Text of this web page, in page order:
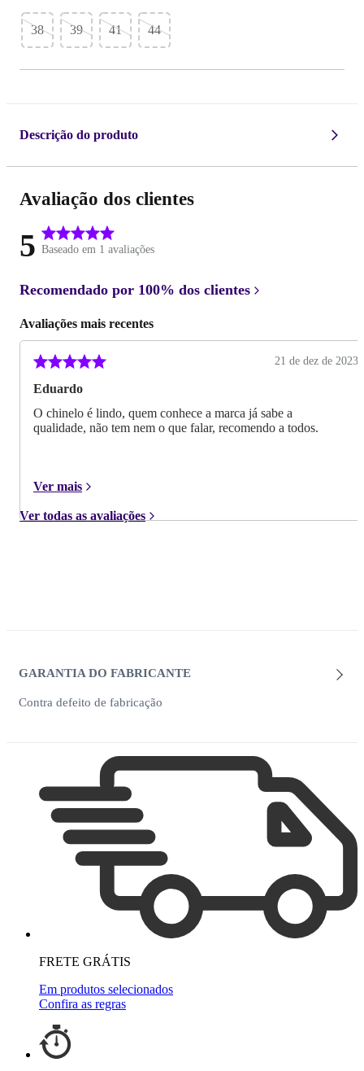
38 39 41 44
Descrição do produto
Avaliação dos clientes
5 Baseado em 1 avaliações
Recomendado por 100% dos clientes
Avaliações mais recentes
Eduardo
21 de dez de 2023
O chinelo é lindo, quem conhece a marca já sabe a
qualidade, não tem nem o que falar, recomendo a todos.
Ver mais
Ver todas as avaliações
GARANTIA DO FABRICANTE
Contra defeito de fabricação
FRETE GRÁTIS
Em produtos selecionados
Confira as regras